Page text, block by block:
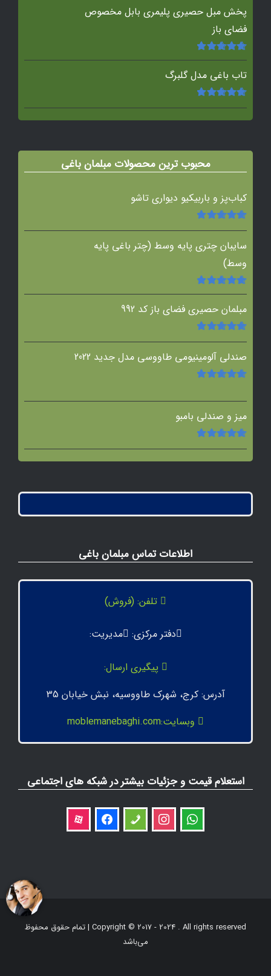
پخش مبل حصیری پلیمری بابل مخصوص
فضای باز
امتیاز5.00از
5
تاب باغی مدل گلبرگ
امتیاز5.00از
محبوب ترین محصولات مبلمان باغی
کباب‌پز و باربیکیو دیواری تاشو
امتیاز5.00از
سایبان چتری پایه وسط (چتر باغی پایه
وسط)
امتیاز5.00از
مبلمان حصیری فضای باز کد 992
امتیاز5.00از
صندلی آلومینیومی طاووسی مدل جدید 2022
میز و صندلی بامبو
امتیاز5.00از
اطلاعات تماس مبلمان باغی
تلفن: (فروش)
دفتر مرکزی: مدیریت:
پیگیری ارسال:
آدرس: کرج، شهرک طاووسیه، نبش خیابان 35
وبسایت:moblemanebaghi.com
استعلام قیمت و جزئیات بیشتر در شبکه های اجتماعی
whatsapp
instagram
phone
facebook
aparat
Copyright © 2017 - 2024 . All rights reserved | تمام حقوق محفوظ
می‌باشد